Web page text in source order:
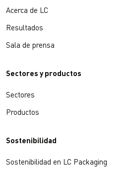
Acerca de LC
Resultados
Sala de prensa
Sectores y productos
Sectores
Productos
Sostenibilidad
Sostenibilidad en LC Packaging